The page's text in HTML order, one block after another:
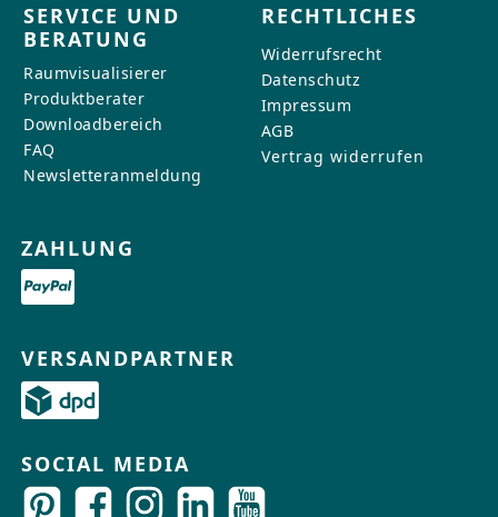
SERVICE UND
BERATUNG
Raumvisualisierer
Produktberater
Downloadbereich
FAQ
Newsletteranmeldung
RECHTLICHES
Widerrufsrecht
Datenschutz
Impressum
AGB
Vertrag widerrufen
ZAHLUNG
VERSANDPARTNER
SOCIAL MEDIA